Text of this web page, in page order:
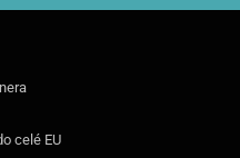
celé EU